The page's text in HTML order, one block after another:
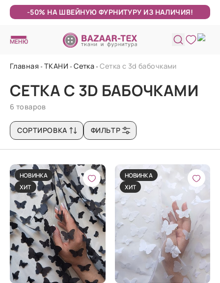
-50% НА ШВЕЙНУЮ ФУРНИТУРУ ИЗ НАЛИЧИЯ!
МЕНЮ
Главная ТКАНИ Сетка Сетка с 3d бабочками
СЕТКА С 3D БАБОЧКАМИ
6 товаров
СОРТИРОВКА ФИЛЬТР
НОВИНКА
ХИТ
НОВИНКА
ХИТ